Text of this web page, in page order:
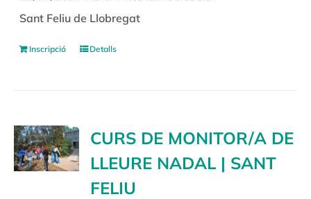
Sant Feliu de Llobregat
Inscripció Detalls
CURS DE MONITOR/A DE
LLEURE NADAL | SANT
FELIU